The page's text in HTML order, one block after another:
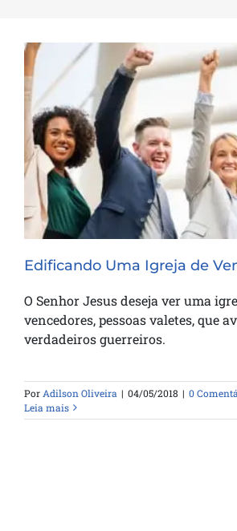
Edificando Uma Igreja de
Edificando Uma Igreja de
O Senhor Jesus deseja ver uma
vencedores, pessoas valetes, que
verdadeiros guerreiros.
PorAdilson Oliveira | 04/05/2018 | 0
Leia mais